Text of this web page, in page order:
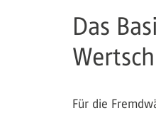
Das
Für die